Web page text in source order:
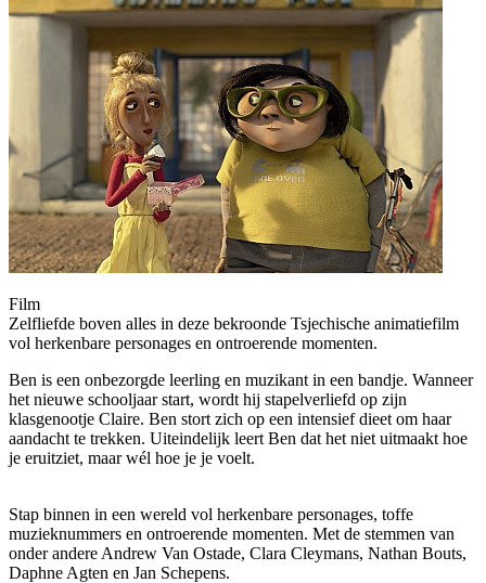
Film
Zelfliefde boven alles in deze bekroonde Tsjechische animatiefilm
vol herkenbare personages en ontroerende momenten.
Ben is een onbezorgde leerling en muzikant in een bandje. Wanneer
het nieuwe schooljaar start, wordt hij stapelverliefd op zijn
klasgenootje Claire. Ben stort zich op een intensief dieet om haar
aandacht te trekken. Uiteindelijk leert Ben dat het niet uitmaakt hoe
je eruitziet, maar wél hoe je je voelt.
Stap binnen in een wereld vol herkenbare personages, toffe
muzieknummers en ontroerende momenten. Met de stemmen van
onder andere Andrew Van Ostade, Clara Cleymans, Nathan Bouts,
Daphne Agten en Jan Schepens.